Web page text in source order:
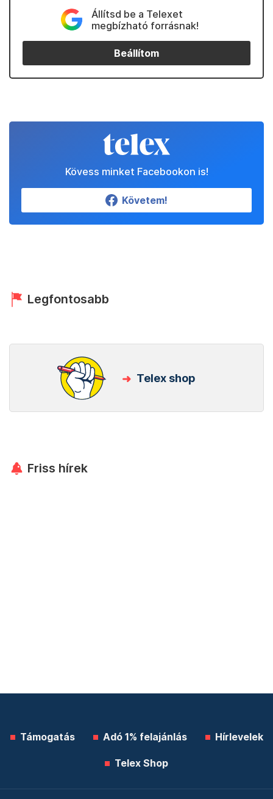
Állítsd be a Telexet
megbízható forrásnak!
Beállítom
Kövess minket Facebookon is!
Követem!
Legfontosabb
Telex shop
Friss hírek
Támogatás Adó 1% felajánlás Hírlevelek
Telex Shop